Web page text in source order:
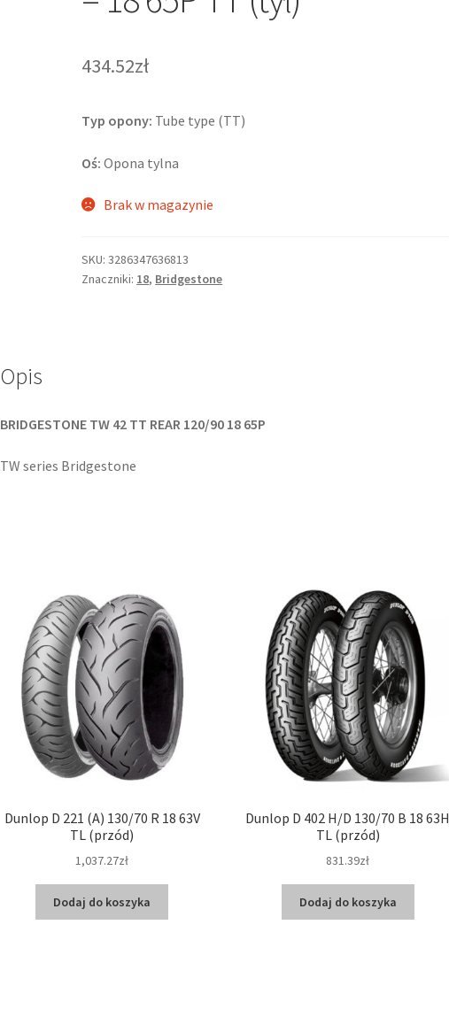
434.52zł
Typ opony: Tube type (TT)
Oś: Opona tylna
Brak w magazynie
SKU:3286347636813
Znaczniki: 18, Bridgestone
Opis
BRIDGESTONE TW 42 TT REAR 120/90 18 65P
TW series Bridgestone
Dunlop D 221 (A) 130/70 R 18 63V
TL (przód)
1,037.27zł
Dodaj do koszyka
Dunlop D 402 H/D 130/70 B 18 63H
TL (przód)
831.39zł
Dodaj do koszyka